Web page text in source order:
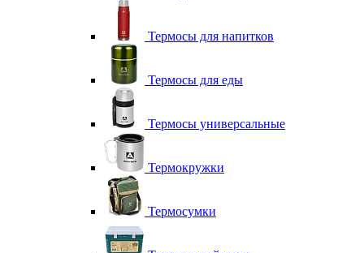
Термосы для напитков
Термосы для еды
Термосы универсальные
Термокружки
Термосумки